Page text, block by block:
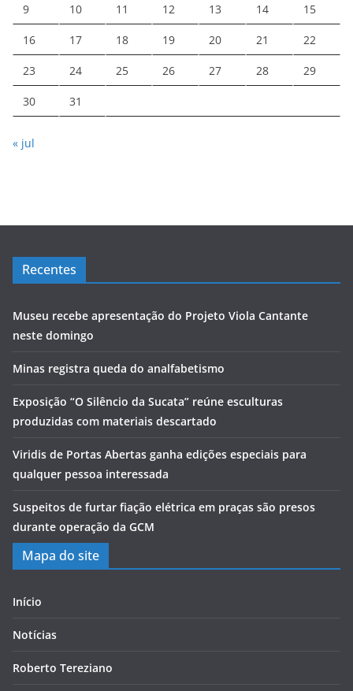
9 10 11 12 13 14 15
16 17 18 19 20 21 22
23 24 25 26 27 28 29
30 31
« jul
Recentes
Museu recebe apresentação do Projeto Viola Cantante
neste domingo
Minas registra queda do analfabetismo
Exposição “O Silêncio da Sucata” reúne esculturas
produzidas com materiais descartado
Viridis de Portas Abertas ganha edições especiais para
qualquer pessoa interessada
Suspeitos de furtar fiação elétrica em praças são presos
durante operação da GCM
Mapa do site
Início
Notícias
Roberto Tereziano